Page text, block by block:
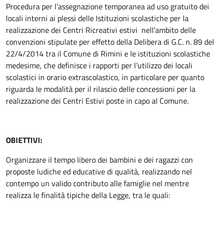
Procedura per l’assegnazione temporanea ad uso gratuito dei
locali interni ai plessi delle Istituzioni scolastiche per la
realizzazione dei Centri Ricreativi estivi nell’ambito delle
convenzioni stipulate per effetto della Delibera di G.C. n. 89 del
22/4/2014 tra il Comune di Rimini e le istituzioni scolastiche
medesime, che definisce i rapporti per l’utilizzo dei locali
scolastici in orario extrascolastico, in particolare per quanto
riguarda le modalità per il rilascio delle concessioni per la
realizzazione dei Centri Estivi poste in capo al Comune.
OBIETTIVI:
Organizzare il tempo libero dei bambini e dei ragazzi con
proposte ludiche ed educative di qualità, realizzando nel
contempo un valido contributo alle famiglie nel mentre
realizza le finalità tipiche della Legge, tra le quali: